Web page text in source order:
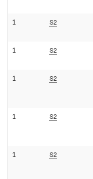
1 S2
1 S2
1 S2
1 S2
1 S2